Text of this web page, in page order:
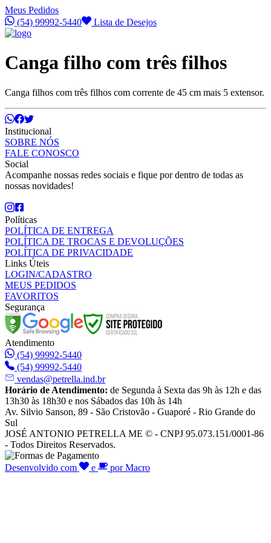
Meus Pedidos
(54) 99992-5440
Lista de Desejos
Canga filho com três filhos
Canga filhos com três filhos com corrente de 45 cm mais 5 extensor.
Institucional
SOBRE NÓS
FALE CONOSCO
Social
Acompanhe nossas redes sociais e fique por dentro de todas as
nossas novidades!
Políticas
POLÍTICA DE ENTREGA
POLÍTICA DE TROCAS E DEVOLUÇÕES
POLÍTICA DE PRIVACIDADE
Links Úteis
LOGIN/CADASTRO
MEUS PEDIDOS
FAVORITOS
Segurança
Atendimento
(54) 99992-5440
(54) 99992-5440
vendas@petrella.ind.br
Horário de Atendimento: de Segunda à Sexta das 9h às 12h e das
13h30 às 18h30 e nos Sábados das 10h às 14h
Av. Silvio Sanson, 89 - São Cristovão - Guaporé - Rio Grande do
Sul
JOSÉ ANTONIO PETRELLA ME © - CNPJ 95.073.151/0001-86
- Todos Direitos Reservados.
Desenvolvido com e por Macro